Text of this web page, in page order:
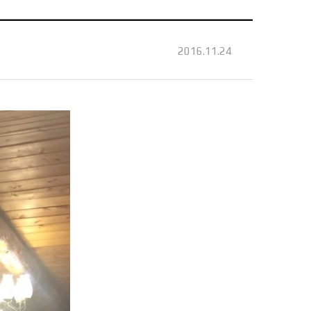
2016.11.24